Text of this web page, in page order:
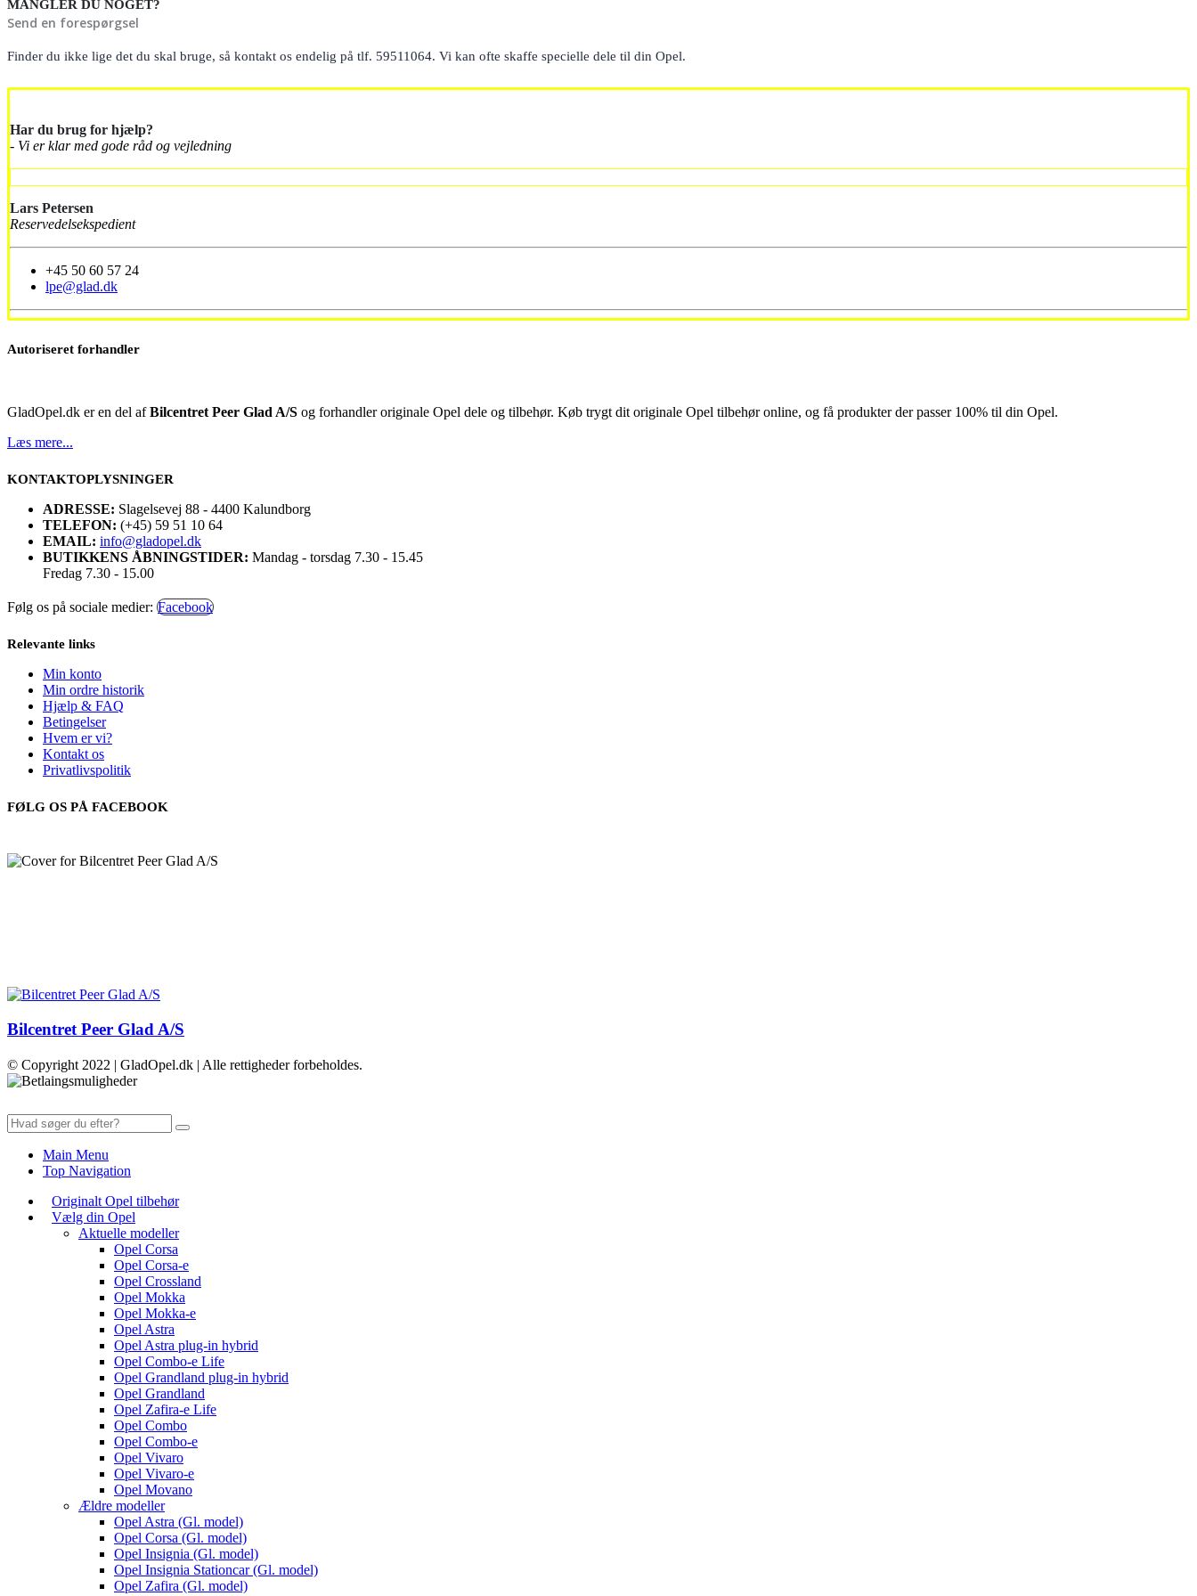
MANGLER DU NOGET?
Send en forespørgsel
Finder du ikke lige det du skal bruge, så kontakt os endelig på tlf. 59511064. Vi kan ofte skaffe specielle dele til din Opel.
Har du brug for hjælp?
- Vi er klar med gode råd og vejledning
Lars Petersen
Reservedelsekspedient
+45 50 60 57 24
lpe@glad.dk
Autoriseret forhandler
GladOpel.dk er en del afBilcentret Peer Glad A/S og forhandler originale Opel dele og tilbehør. Køb trygt dit originale Opel tilbehør online, og få produkter der passer 100% til din Opel.
Læs mere...
KONTAKTOPLYSNINGER
ADRESSE: Slagelsevej 88 - 4400 Kalundborg
TELEFON: (+45) 59 51 10 64
EMAIL: info@gladopel.dk
BUTIKKENS ÅBNINGSTIDER: Mandag - torsdag 7.30 - 15.45
Fredag 7.30 - 15.00
Følg os på sociale medier: Facebook
Relevante links
Min konto
Min ordre historik
Hjælp & FAQ
Betingelser
Hvem er vi?
Kontakt os
Privatlivspolitik
FØLG OS PÅ FACEBOOK
Bilcentret Peer Glad A/S
© Copyright 2022 | GladOpel.dk | Alle rettigheder forbeholdes.
Main Menu
Top Navigation
Originalt Opel tilbehør
Vælg din Opel
Aktuelle modeller
Opel Corsa
Opel Corsa-e
Opel Crossland
Opel Mokka
Opel Mokka-e
Opel Astra
Opel Astra plug-in hybrid
Opel Combo-e Life
Opel Grandland plug-in hybrid
Opel Grandland
Opel Zafira-e Life
Opel Combo
Opel Combo-e
Opel Vivaro
Opel Vivaro-e
Opel Movano
Ældre modeller
Opel Astra (Gl. model)
Opel Corsa (Gl. model)
Opel Insignia (Gl. model)
Opel Insignia Stationcar (Gl. model)
Opel Zafira (Gl. model)